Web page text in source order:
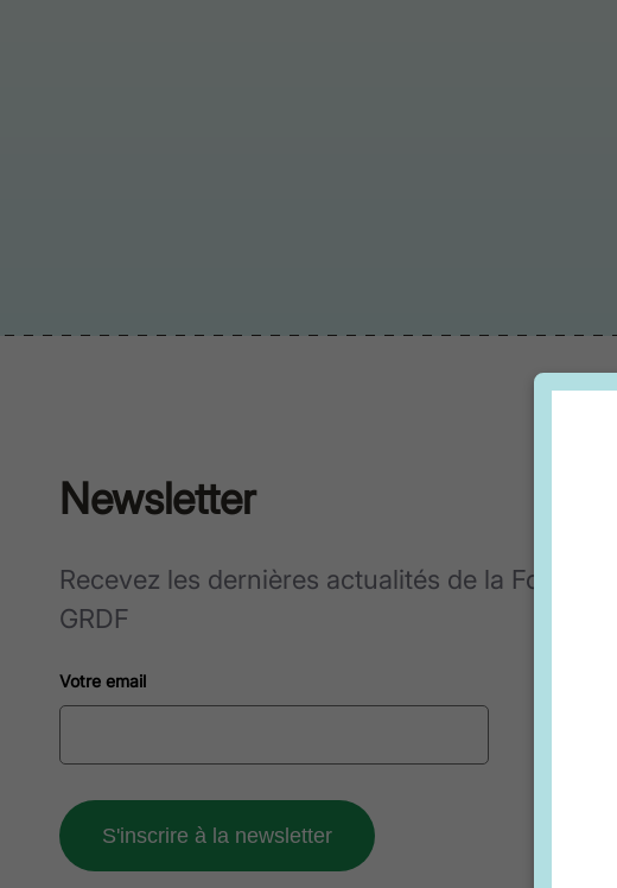
Newsletter
Recevez les dernières actualités de la Fondation
GRDF
Votre email